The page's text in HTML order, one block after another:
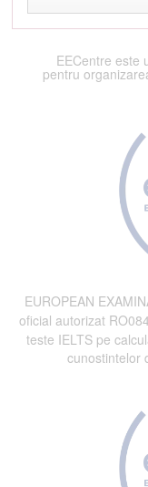
EECentre este
pentru
EUROPEAN
oficial autorizat
teste IELTS pe
cunostintelor